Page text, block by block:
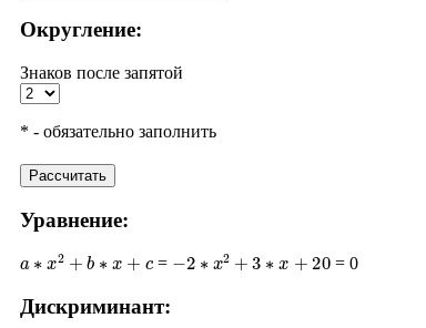
Округление:
Знаков после запятой
* - обязательно заполнить
Рассчитать
Уравнение:
2 b ∗ = 2∗ 2+ 3 ∗ 20 = 0
Дискриминант: